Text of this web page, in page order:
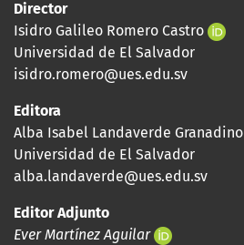
Director
Isidro Galileo Romero Castro
Universidad de El Salvador
isidro.romero@ues.edu.sv
Editora
Alba Isabel Landaverde Granadino
Universidad de El Salvador
alba.landaverde@ues.edu.sv
Editor Adjunto
Ever Martínez Aguilar